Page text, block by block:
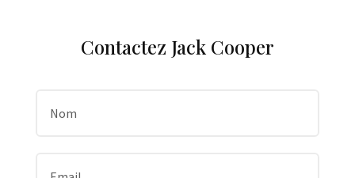
Contactez Jack Cooper